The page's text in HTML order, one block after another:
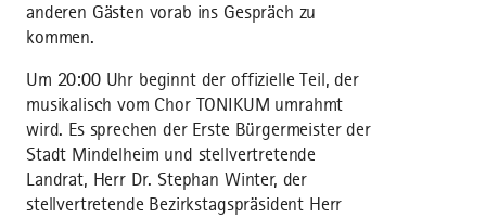
anderen Gästen vorab ins Gespräch zu
kommen.
Um 20:00 Uhr beginnt der offizielle Teil, der
musikalisch vom Chor TONIKUM umrahmt
wird. Es sprechen der Erste Bürgermeister der
Stadt Mindelheim und stellvertretende
Landrat, Herr Dr. Stephan Winter, der
stellvertretende Bezirkstagspräsident Herr